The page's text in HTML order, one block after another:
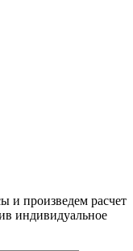
и произведем расчет
индивидуальное